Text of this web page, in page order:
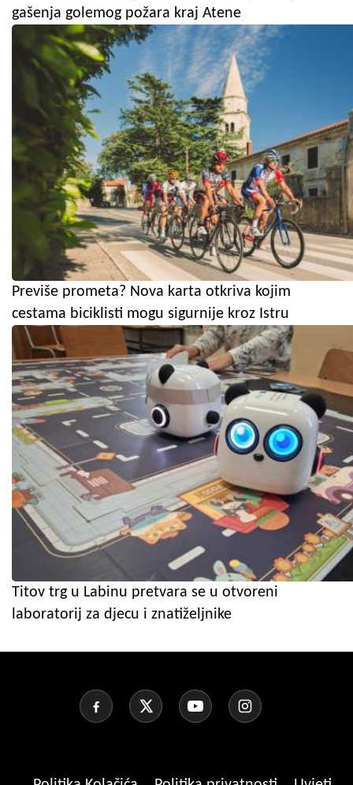
gašenja golemog požara kraj Atene
Previše prometa? Nova karta otkriva kojim
cestama biciklisti mogu sigurnije kroz Istru
Titov trg u Labinu pretvara se u otvoreni
laboratorij za djecu i znatiželjnike